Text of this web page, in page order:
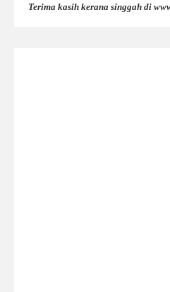
Terima kasih kerana singgah di